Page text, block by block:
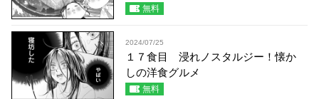
無料
2024/07/25
１７食目 浸れノスタルジー！懐か
しの洋食グルメ
無料